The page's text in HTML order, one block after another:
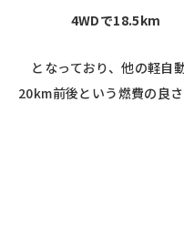
4WDで18.5km
となっており、他の軽自
20km前後という燃費の良